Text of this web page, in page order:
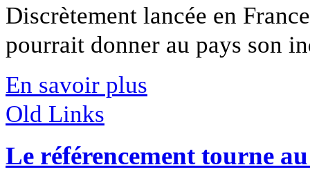
Discrètement lancée en
pourrait donner au pays son
En savoir plus
Old Links
Le référencement tourne